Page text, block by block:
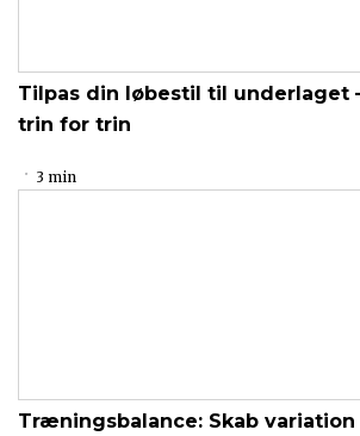
Tilpas din løbestil til underlaget
trin for trin
3 min
Træningsbalance: Skab